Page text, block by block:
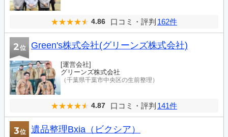
4.86 口コミ・評判 162件
2位 Green's株式会社(グリーンズ株式会社)
[運営会社]
グリーンズ株式会社
（千葉県千葉市中央区の生前整理）
4.87 口コミ・評判 141件
3位 遺品整理Bxia（ビクシア）